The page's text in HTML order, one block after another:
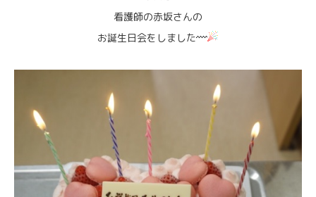
看護師の赤坂さんの
お誕生日会をしました